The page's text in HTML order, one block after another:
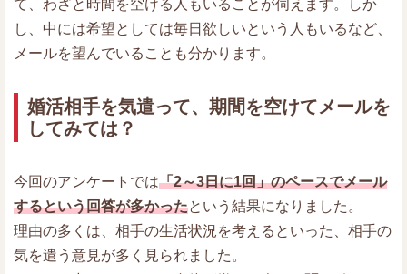
て、わざと時間を空ける人もいることが伺えます。しか
し、中には希望としては毎日欲しいという人もいるなど、
メールを望んでいることも分かります。
婚活相手を気遣って、期間を空けてメールを
してみては？
今回のアンケートでは「2～3日に1回」のペースでメール
するという回答が多かったという結果になりました。
理由の多くは、相手の生活状況を考えるといった、相手の
気を遣う意見が多く見られました。